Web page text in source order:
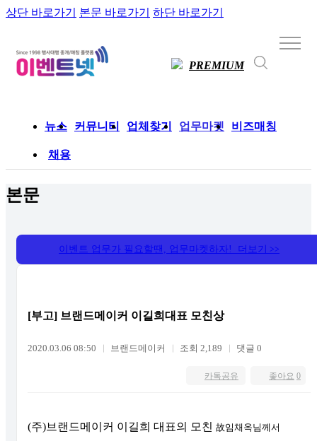
상단 바로가기 본문 바로가기 하단 바로가기
PREMIUM
뉴스 커뮤니티 업체찾기 업무마켓 비즈매칭
채용
본문
이벤트 업무가 필요할땐, 업무마켓하자! 더보기 >>
[부고] 브랜드메이커 이길희대표 모친상
2020.03.06 08:50 브랜드메이커 조회 2,189 댓글 0
좋아요 0
카톡공유
(주)브랜드메이커 이길희 대표의 모친 故임채옥님께서